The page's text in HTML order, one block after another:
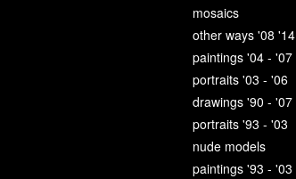
mosaics
other ways '08 '14
paintings '04 - '07
portraits '03 - '06
drawings '90 - '07
portraits '93 - '03
nude models
paintings '93 - '03